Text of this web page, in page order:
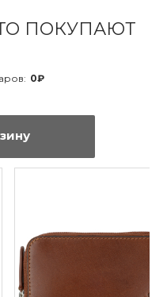
ПОКУПАЮТ
0₽